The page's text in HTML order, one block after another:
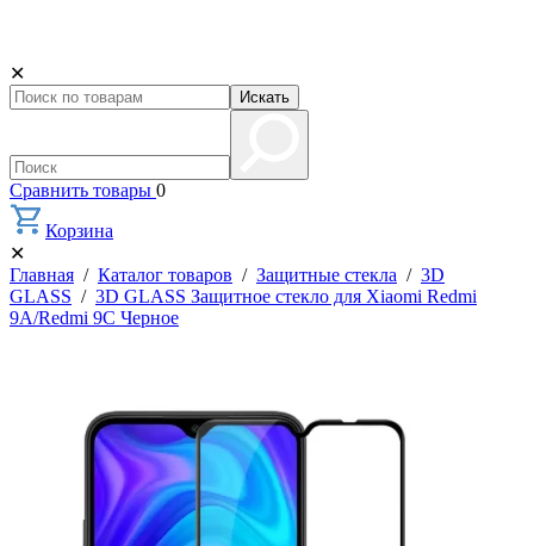
✕
Искать
Сравнить товары 0
Корзина
✕
Главная / Каталог товаров / Защитные стекла / 3D
GLASS / 3D GLASS Защитное стекло для Xiaomi Redmi
9A/Redmi 9C Черное